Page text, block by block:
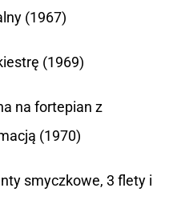
(1967)
(1969)
na fortepian z
(1970)
smyczkowe, 3 flety i